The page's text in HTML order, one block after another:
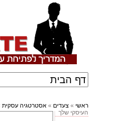
ראשי » צעדים » אסטרטגיה עסקית
העיסקי שלך